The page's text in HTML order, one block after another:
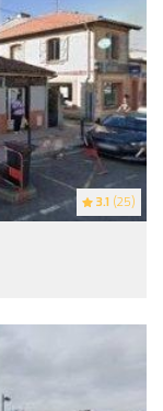
3.1 (25)